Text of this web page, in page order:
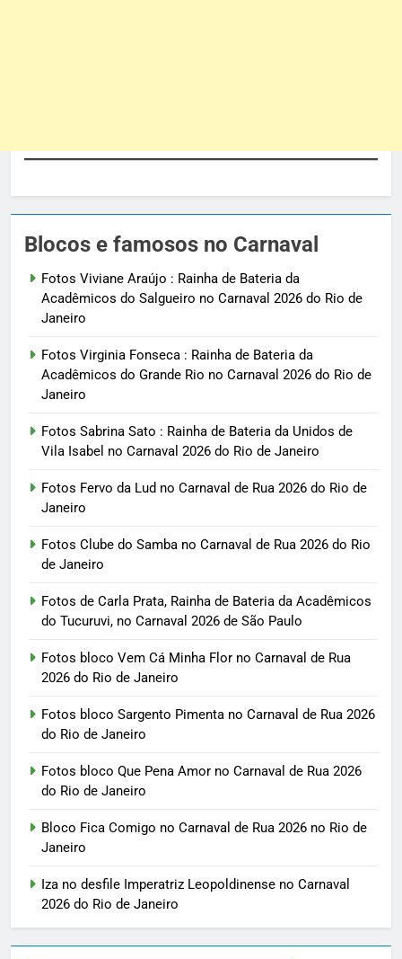
Blocos e famosos no Carnaval
Fotos Viviane Araújo : Rainha de Bateria da
Acadêmicos do Salgueiro no Carnaval 2026 do Rio de
Janeiro
Fotos Virginia Fonseca : Rainha de Bateria da
Acadêmicos do Grande Rio no Carnaval 2026 do Rio de
Janeiro
Fotos Sabrina Sato : Rainha de Bateria da Unidos de
Vila Isabel no Carnaval 2026 do Rio de Janeiro
Fotos Fervo da Lud no Carnaval de Rua 2026 do Rio de
Janeiro
Fotos Clube do Samba no Carnaval de Rua 2026 do Rio
de Janeiro
Fotos de Carla Prata, Rainha de Bateria da Acadêmicos
do Tucuruvi, no Carnaval 2026 de São Paulo
Fotos bloco Vem Cá Minha Flor no Carnaval de Rua
2026 do Rio de Janeiro
Fotos bloco Sargento Pimenta no Carnaval de Rua 2026
do Rio de Janeiro
Fotos bloco Que Pena Amor no Carnaval de Rua 2026
do Rio de Janeiro
Bloco Fica Comigo no Carnaval de Rua 2026 no Rio de
Janeiro
Iza no desfile Imperatriz Leopoldinense no Carnaval
2026 do Rio de Janeiro